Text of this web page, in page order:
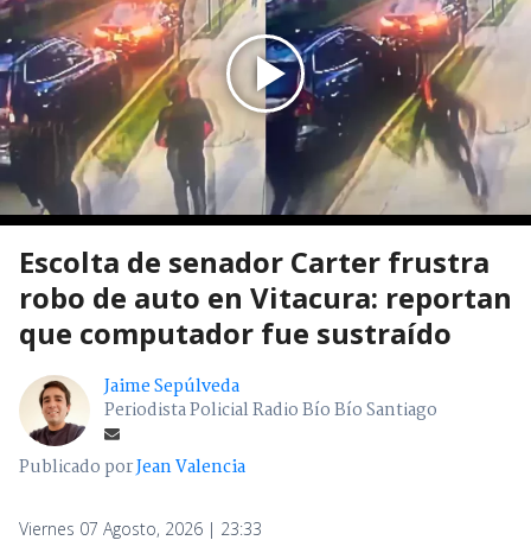
Escolta de senador Carter frustra
robo de auto en Vitacura: reportan
que computador fue sustraído
Jaime Sepúlveda
Periodista Policial Radio Bío Bío Santiago
Publicado porJean Valencia
Viernes 07 Agosto, 2026 | 23:33